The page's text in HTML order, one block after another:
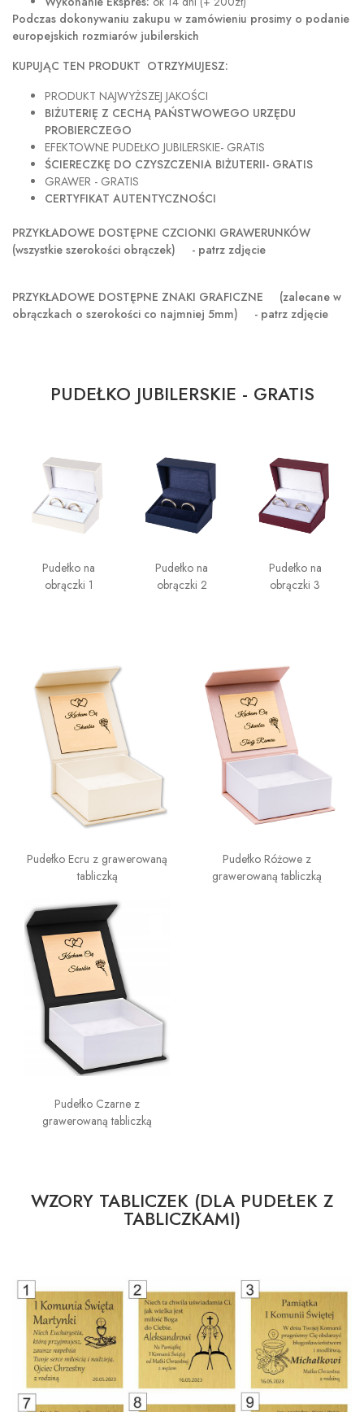
Podczas dokonywaniu zakupu w zamówieniu prosimy o podanie
europejskich rozmiarów jubilerskich
KUPUJĄC TEN PRODUKT OTRZYMUJESZ:
PRODUKT NAJWYŻSZEJ JAKOŚCI
BIŻUTERIĘ Z CECHĄ PAŃSTWOWEGO URZĘDU
PROBIERCZEGO
EFEKTOWNE PUDEŁKO JUBILERSKIE- GRATIS
ŚCIERECZKĘ DO CZYSZCZENIA BIŻUTERII- GRATIS
GRAWER - GRATIS
CERTYFIKAT AUTENTYCZNOŚCI
PRZYKŁADOWE DOSTĘPNE CZCIONKI GRAWERUNKÓW
(wszystkie szerokości obrączek) - patrz zdjęcie
PRZYKŁADOWE DOSTĘPNE ZNAKI GRAFICZNE (zalecane w
obrączkach o szerokości co najmniej 5mm) - patrz zdjęcie
PUDEŁKO JUBILERSKIE - GRATIS
Pudełko na
obrączki 1
Pudełko na
obrączki 2
Pudełko na
obrączki 3
Pudełko Ecru z grawerowaną
tabliczką
Pudełko Różowe z
grawerowaną tabliczką
Pudełko Czarne z
grawerowaną tabliczką
WZORY TABLICZEK (DLA PUDEŁEK Z
TABLICZKAMI)